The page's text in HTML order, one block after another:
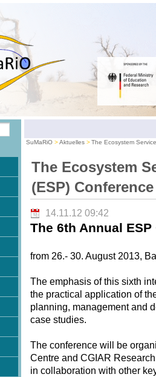
SuMaRiO Aktuelles The Ecosystem
The Ecosystem
(ESP) Conference
14.11.12 09:42
The 6th Annual
from 26.- 30. August 2013,
The emphasis of this sixth
the practical application of
planning, management and
case studies.
The conference will be
Centre and CGIAR
in collaboration with other